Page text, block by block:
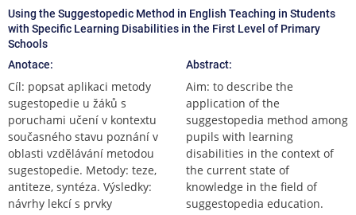
Using the Suggestopedic Method in English Teaching in Students
with Specific Learning Disabilities in the First Level of Primary
Schools
Anotace:
Cíl: popsat aplikaci metody
sugestopedie u žáků s
poruchami učení v kontextu
současného stavu poznání v
oblasti vzdělávání metodou
sugestopedie. Metody: teze,
antiteze, syntéza. Výsledky:
návrhy lekcí s prvky
Abstract:
Aim: to describe the
application of the
suggestopedia method among
pupils with learning
disabilities in the context of
the current state of
knowledge in the field of
suggestopedia education.